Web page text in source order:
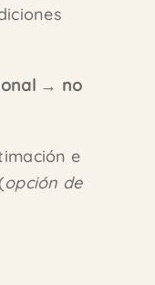
→ no
e
opción de